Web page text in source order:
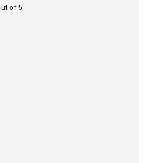
of 5